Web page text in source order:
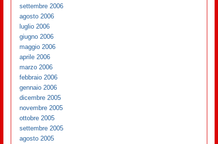
settembre 2006
agosto 2006
luglio 2006
giugno 2006
maggio 2006
aprile 2006
marzo 2006
febbraio 2006
gennaio 2006
dicembre 2005
novembre 2005
ottobre 2005
settembre 2005
agosto 2005